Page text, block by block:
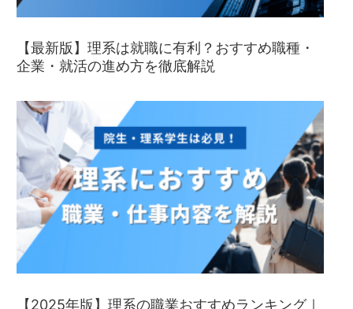
【最新版】理系は就職に有利？おすすめ職種・
企業・就活の進め方を徹底解説
【2025年版】理系の職業おすすめランキング｜